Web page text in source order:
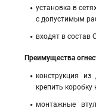
установка в
с допустимым
входят в состав
Преимущества
конструкция
крепить коробку
монтажные